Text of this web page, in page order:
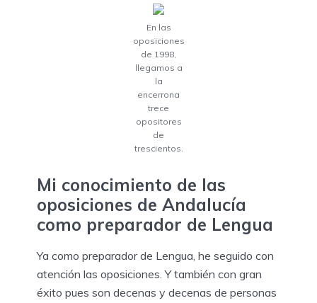
En las
oposiciones
de 1998,
llegamos a
la
encerrona
trece
opositores
de
trescientos.
Mi conocimiento de las
oposiciones de Andalucía
como preparador de Lengua
Ya como preparador de Lengua, he seguido con
atención las oposiciones. Y también con gran
éxito pues son decenas y decenas de personas